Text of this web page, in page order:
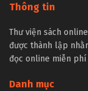
Thông tin
Thư viện sách
được thành lập
đọc online miễn
Danh mục